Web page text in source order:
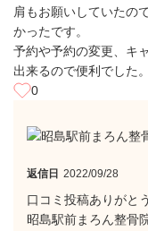
肩もお願いしていたの
かったです。
予約や予約の変更、キ
出来るので便利でした。
0
返信日 2022/09/28
口コミ投稿ありがと
昭島駅前まろん整骨